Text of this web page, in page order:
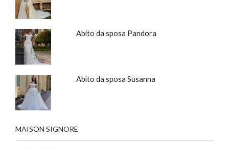
Abito da sposa Pandora
Abito da sposa Susanna
MAISON SIGNORE